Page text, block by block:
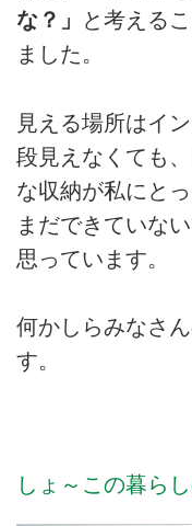
な？」
と考える
ました。
見える場所はイ
段見えなくても
な収納が私にと
まだできていな
思っています。
何かしらみなさ
す。
しょ～この暮ら